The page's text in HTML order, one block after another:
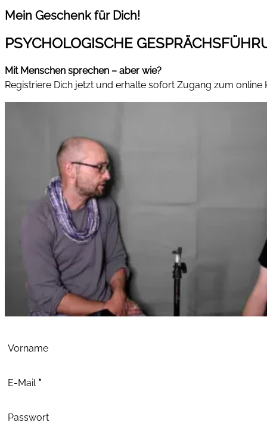
Mein Geschenk für Dich!
PSYCHOLOGISCHE
Mit Menschen sprechen – aber wie?
Registriere Dich jetzt und erhalte sofort Zugang zum online
Vorname
E-Mail *
Passwort